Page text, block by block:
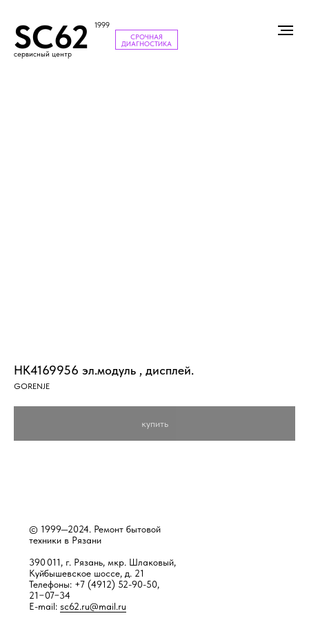
SC62 1999
сервисный центр
СРОЧНАЯ
ДИАГНОСТИКА
HK4169956 эл.модуль , дисплей.
GORENJE
купить
© 1999—2024. Ремонт бытовой
техники в Рязани
390 011, г. Рязань, мкр. Шлаковый,
Куйбышевское шоссе, д. 21
Телефоны: +7 (4912) 52-90-50,
21−07−34
E-mail: sc62.ru@mail.ru